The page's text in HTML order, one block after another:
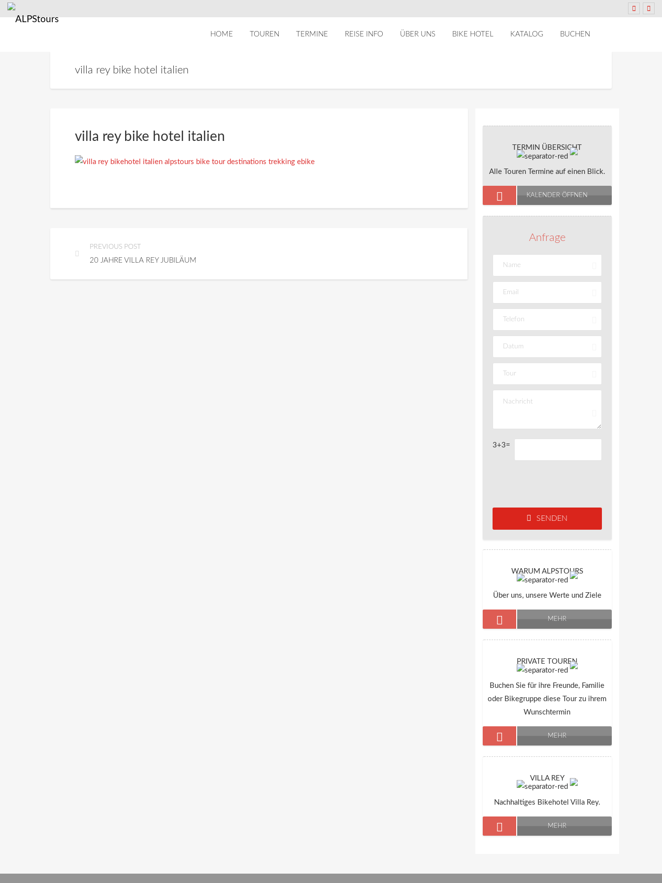
HOME TOUREN TERMINE REISE INFO ÜBER UNS BIKE HOTEL KATALOG BUCHEN
villa rey bike hotel italien
villa rey bike hotel italien
PREVIOUS POST
20 JAHRE VILLA REY JUBILÄUM
TERMIN ÜBERSICHT
Alle Touren Termine auf einen Blick.
KALENDER ÖFFNEN
Anfrage
3+3=
SENDEN
WARUM ALPSTOURS
Über uns, unsere Werte und Ziele
MEHR
PRIVATE TOUREN
Buchen Sie für ihre Freunde, Familie
oder Bikegruppe diese Tour zu ihrem
Wunschtermin
MEHR
VILLA REY
Nachhaltiges Bikehotel Villa Rey.
MEHR